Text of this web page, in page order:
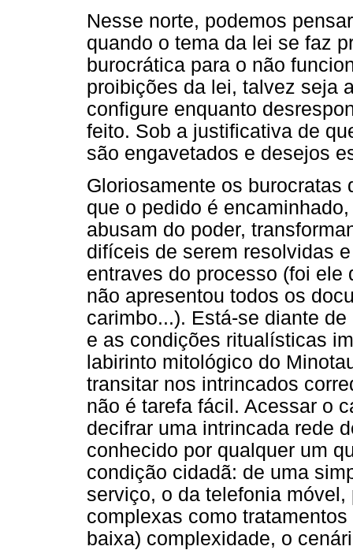
Nesse norte, podemos
quando o tema da lei se faz
burocrática para o não
proibições da lei, talvez seja
configure enquanto
feito. Sob a justificativa de
são engavetados e desejos
Gloriosamente os burocratas
que o pedido é
abusam do poder,
difíceis de serem resolvidas
entraves do processo (foi ele
não apresentou todos os
carimbo...). Está-se diante
e as condições ritualísticas
labirinto mitológico do
transitar nos intrincados
não é tarefa fácil. Acessar o
decifrar uma intrincada rede
conhecido por qualquer um
condição cidadã: de uma
serviço, o da telefonia
complexas como
baixa) complexidade, o